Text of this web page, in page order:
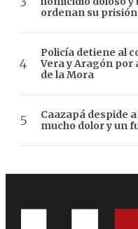
ordenan su prisión
Policía detiene al
Vera y Aragón por
de la Mora
Caazapá despide
mucho dolor y un